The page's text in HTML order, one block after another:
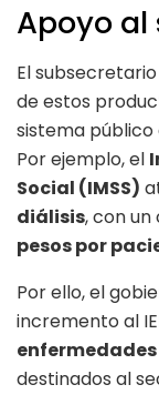
Apoyo
El
de estos
sistema público
Por ejemplo, el
Social (IMSS)
diálisis, con
pesos por
Por ello, el
incremento al
destinados al